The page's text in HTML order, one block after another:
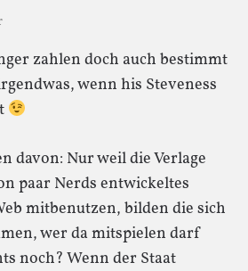
zahlen doch auch bestimmt
wenn his Steveness
davon: Nur weil die Verlage
paar Nerds entwickeltes
mitbenutzen, bilden die sich
wer da mitspielen darf
noch? Wenn der Staat